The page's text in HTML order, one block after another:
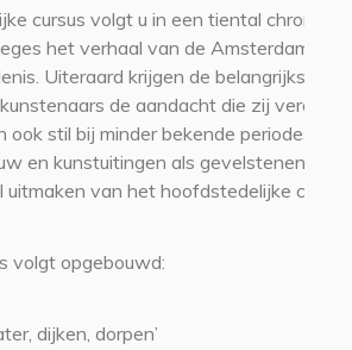
cursus volgt u in een tiental
het verhaal van de Amsterdamse
Uiteraard krijgen de belangrijkste
de aandacht die zij
ook stil bij minder bekende periodes
en kunstuitingen als gevelstenen, die
uitmaken van het hoofdstedelijke
volgt opgebouwd:
dijken, dorpen’